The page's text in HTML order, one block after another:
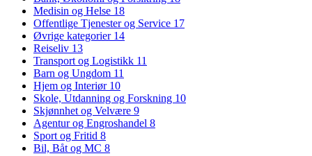
Medisin og Helse 18
Offentlige Tjenester og Service 17
Øvrige kategorier 14
Reiseliv 13
Transport og Logistikk 11
Barn og Ungdom 11
Hjem og Interiør 10
Skole, Utdanning og Forskning 10
Skjønnhet og Velvære 9
Agentur og Engroshandel 8
Sport og Fritid 8
Bil, Båt og MC 8